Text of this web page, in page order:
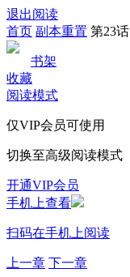
退出阅读
首页 副本重置 第23话
书架
收藏
阅读模式
仅VIP会员可使用
切换至高级阅读模式
开通VIP会员
手机上查看
扫码在手机上阅读
上一章 下一章